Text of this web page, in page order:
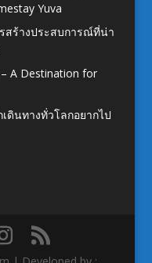
Yuva
สร้างประสบการณ์ที่น่า
A Destination for
ดินทางทั่วโลกอยากไป